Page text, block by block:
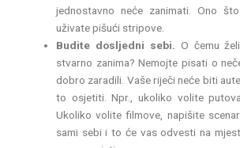
jednostavno neće zanimati. Ono
uživate pišući stripove.
Budite dosljedni sebi. O čemu
stvarno zanima? Nemojte pisati o
dobro zaradili. Vaše riječi neće biti
to osjetiti. Npr., ukoliko volite
Ukoliko volite filmove, napišite
sami sebi i to će vas odvesti na